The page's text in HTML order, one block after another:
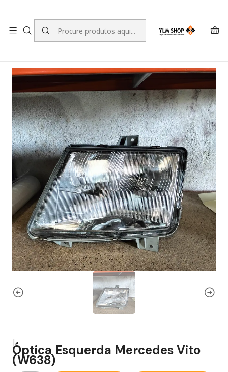
Início LOJA ONLINE Iluminação Ópticas
Óptica Esquerda Mercedes Vito (W638)
|
Óptica Esquerda Mercedes Vito
(W638)